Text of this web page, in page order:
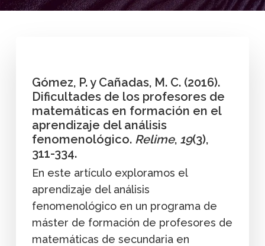
Gómez, P. y Cañadas, M. C. (2016).
Dificultades de los profesores de
matemáticas en formación en el
aprendizaje del análisis
fenomenológico. Relime, 19(3),
311-334.
En este artículo exploramos el
aprendizaje del análisis
fenomenológico en un programa de
máster de formación de profesores de
matemáticas de secundaria en